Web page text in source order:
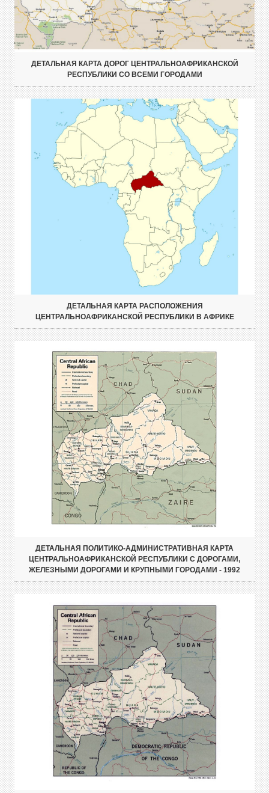
ДЕТАЛЬНАЯ КАРТА ДОРОГ ЦЕНТРАЛЬНОАФРИКАНСКОЙ
РЕСПУБЛИКИ СО ВСЕМИ ГОРОДАМИ
ДЕТАЛЬНАЯ КАРТА РАСПОЛОЖЕНИЯ
ЦЕНТРАЛЬНОАФРИКАНСКОЙ РЕСПУБЛИКИ В АФРИКЕ
ДЕТАЛЬНАЯ ПОЛИТИКО-АДМИНИСТРАТИВНАЯ КАРТА
ЦЕНТРАЛЬНОАФРИКАНСКОЙ РЕСПУБЛИКИ С ДОРОГАМИ,
ЖЕЛЕЗНЫМИ ДОРОГАМИ И КРУПНЫМИ ГОРОДАМИ - 1992